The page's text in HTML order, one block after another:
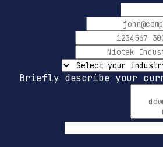
Briefly describe your